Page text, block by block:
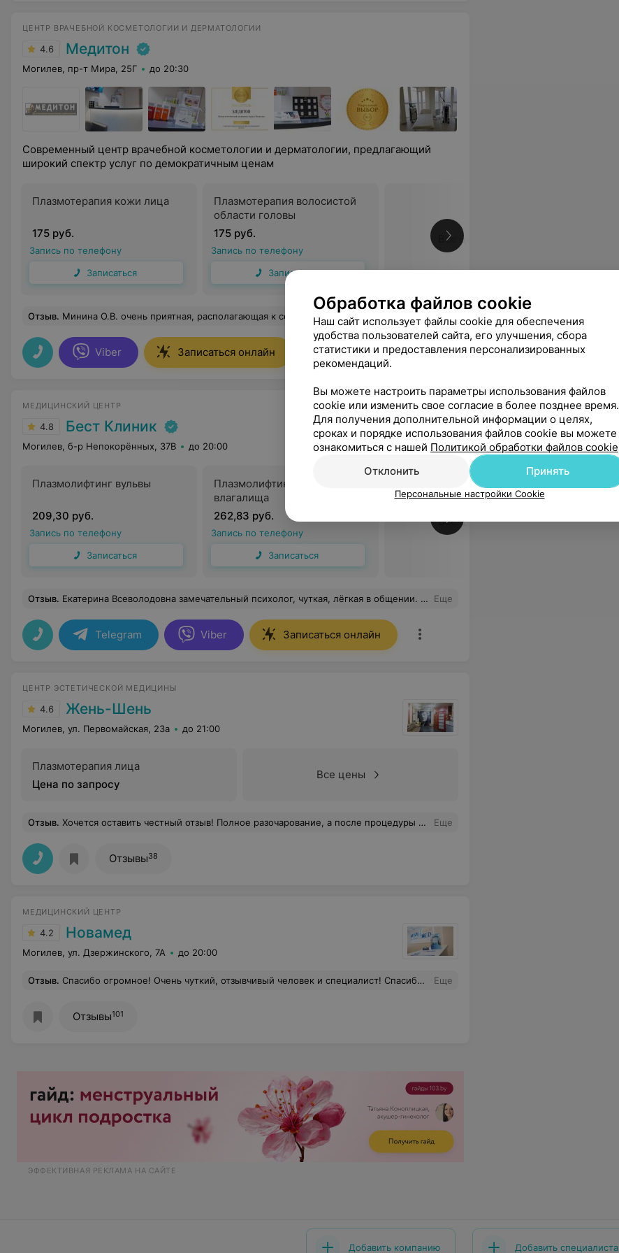
ЦЕНТР ВРАЧЕБНОЙ КОСМЕТОЛОГИИ И ДЕРМАТОЛОГИИ
4.6 Медитон
Могилев, пр-т Мира, 25Г до 20:30
Современный центр врачебной косметологии и дерматологии, предлагающий
широкий спектр услуг по демократичным ценам
Плазмотерапия кожи лица
175 руб.
Запись по телефону
Записаться
Плазмотерапия волосистой
области головы
175 руб.
Запись по телефону
Записаться
Все цены
Отзыв. Минина О.В. очень приятная, располагающая к себе доктор! Делала я себе процедуру фотолечение, доктор выполняла все аккуратно , бережно, внимательно, так как процедура является болезненной, спасибо ей за это. Приду еще! Еще
Viber Записаться онлайн Отзывы30
МЕДИЦИНСКИЙ ЦЕНТР
4.8 Бест Клиник
Могилев, б-р Непокорённых, 37В до 20:00
Плазмолифтинг вульвы
209,30 руб.
Запись по телефону
Записаться
Плазмолифтинг стенок
влагалища
262,83 руб.
Запись по телефону
Записаться
Все цены
Отзыв. Екатерина Всеволодовна замечательный психолог, чуткая, лёгкая в общении. Помогала посмотреть на мою проблему под другим углом. Умеет не только слушать, но и поможет разобраться с мыслями и расставить все по местам. У Екатерины Всеволодовны много различных методик, которые она применяет в работе и находит индивидуальный подход к каждому. Мне она очень помогла наладить отношения как с детьми - подростками, так и в личных вопросах помогли ее рекомендации. Очень благодарна Екатерине Всеволодовне за нашу встречу, за ее профессионализм и помощь. Еще
Telegram Viber Записаться онлайн
ЦЕНТР ЭСТЕТИЧЕСКОЙ МЕДИЦИНЫ
4.6 Жень-Шень
Могилев, ул. Первомайская, 23а до 21:00
Плазмотерапия лица
Цена по запросу
Все цены
Отзыв. Хочется оставить честный отзыв! Полное разочарование, а после процедуры осталось столько сомнений.. ,неприветливый персонал, никакого масочного режима, соблюдения правил гигиены...У данной услуги имеются противопоказания, о которых никто,конечно,не рассказал. Только во время оплаты дали на ознакомление договор об оказании услуги, где всё написано. Еще
Отзывы38
МЕДИЦИНСКИЙ ЦЕНТР
4.2 Новамед
Могилев, ул. Дзержинского, 7А до 20:00
Отзыв. Спасибо огромное! Очень чуткий, отзывчивый человек и специалист! Спасибо за оказанную помощь моей дочери. Еще
Отзывы101
ЭФФЕКТИВНАЯ РЕКЛАМА НА САЙТЕ
Добавить компанию Добавить специалиста
Обработка файлов cookie
Наш сайт использует файлы cookie для обеспечения
удобства пользователей сайта, его улучшения, сбора
статистики и предоставления персонализированных
рекомендаций.
Вы можете настроить параметры использования файлов
cookie или изменить свое согласие в более позднее время.
Для получения дополнительной информации о целях,
сроках и порядке использования файлов cookie вы можете
ознакомиться с нашей Политикой обработки файлов cookie
Отклонить
Принять
Персональные настройки Cookie